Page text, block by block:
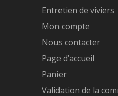
Entretien de viviers
Mon compte
Nous contacter
Page d’accueil
Panier
Validation de la